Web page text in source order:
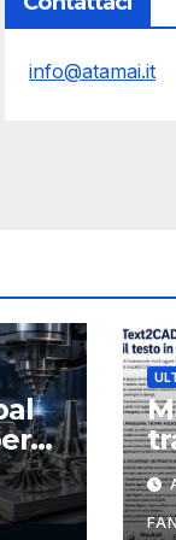
info@atamai.it